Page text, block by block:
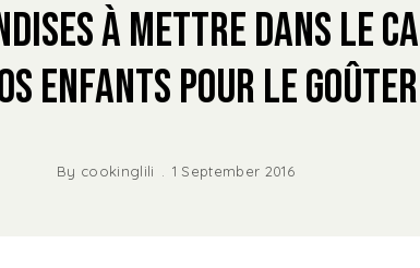
à mettre dans le
enfants pour le goûter
By cookinglili 1 September 2016